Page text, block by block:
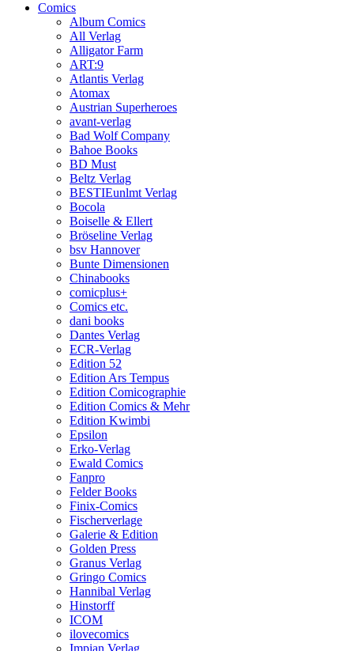
Comics
Album Comics
All Verlag
Alligator Farm
ART:9
Atlantis Verlag
Atomax
Austrian Superheroes
avant-verlag
Bad Wolf Company
Bahoe Books
BD Must
Beltz Verlag
BESTIEunlmt Verlag
Bocola
Boiselle & Ellert
Bröseline Verlag
bsv Hannover
Bunte Dimensionen
Chinabooks
comicplus+
Comics etc.
dani books
Dantes Verlag
ECR-Verlag
Edition 52
Edition Ars Tempus
Edition Comicographie
Edition Comics & Mehr
Edition Kwimbi
Epsilon
Erko-Verlag
Ewald Comics
Fanpro
Felder Books
Finix-Comics
Fischerverlage
Galerie & Edition
Golden Press
Granus Verlag
Gringo Comics
Hannibal Verlag
Hinstorff
ICOM
ilovecomics
Impian Verlag